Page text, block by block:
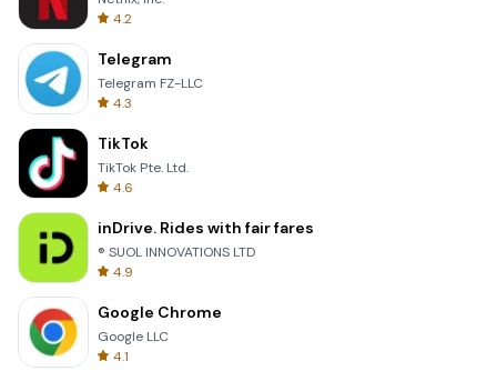
4.2
Telegram
Telegram FZ-LLC
4.3
TikTok
TikTok Pte. Ltd.
4.6
inDrive. Rides with fair fares
® SUOL INNOVATIONS LTD
4.9
Google Chrome
Google LLC
4.1